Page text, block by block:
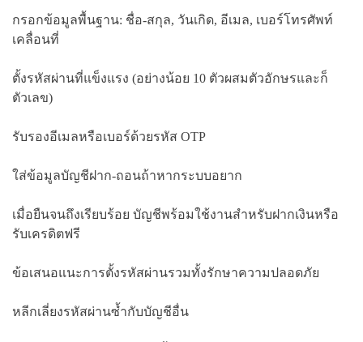
กรอกข้อมูลพื้นฐาน: ชื่อ-สกุล, วันเกิด, อีเมล, เบอร์โทรศัพท์
เคลื่อนที่
ตั้งรหัสผ่านที่แข็งแรง (อย่างน้อย 10 ตัวผสมตัวอักษรและก็
ตัวเลข)
รับรองอีเมลหรือเบอร์ด้วยรหัส OTP
ใส่ข้อมูลบัญชีฝาก-ถอนถ้าหากระบบอยาก
เมื่อยืนจนถึงเรียบร้อย บัญชีพร้อมใช้งานสำหรับฝากเงินหรือ
รับเครดิตฟรี
ข้อเสนอแนะการตั้งรหัสผ่านรวมทั้งรักษาความปลอดภัย
หลีกเลี่ยงรหัสผ่านซ้ำกับบัญชีอื่น